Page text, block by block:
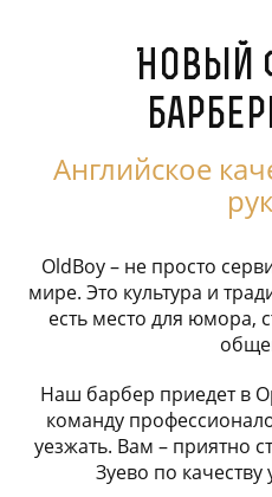
Новый
Английское
OldBoy – не просто
мире. Это культура и
есть место для юмора,
Наш барбер приедет в
команду
уезжать. Вам – приятно
Зуево по